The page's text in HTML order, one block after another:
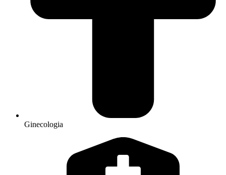
Ginecologia